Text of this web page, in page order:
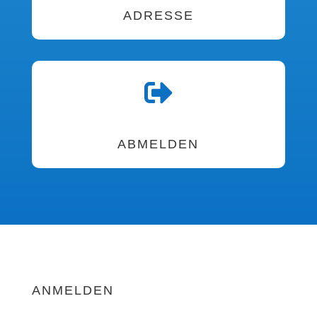
ADRESSE

ABMELDEN
ANMELDEN